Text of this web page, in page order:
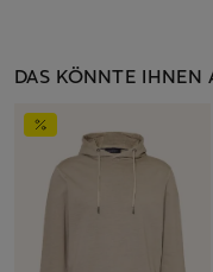
DAS KÖNNTE IHNEN